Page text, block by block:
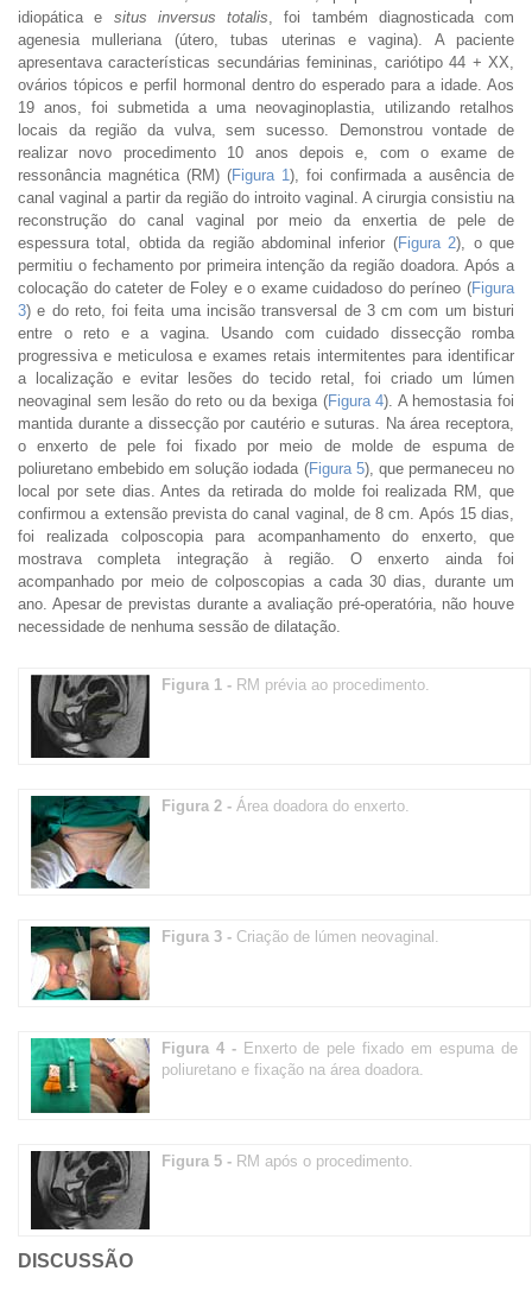
idiopática e situs inversus totalis , foi também diagnosticada com
agenesia mulleriana (útero, tubas uterinas e vagina). A paciente
apresentava características secundárias femininas, cariótipo 44 + XX,
ovários tópicos e perfil hormonal dentro do esperado para a idade. Aos
19 anos, foi submetida a uma neovaginoplastia, utilizando retalhos
locais da região da vulva, sem sucesso. Demonstrou vontade de
realizar novo procedimento 10 anos depois e, com o exame de
ressonância magnética (RM) (Figura 1 ), foi confirmada a ausência de
canal vaginal a partir da região do introito vaginal. A cirurgia consistiu na
reconstrução do canal vaginal por meio da enxertia de pele de
espessura total, obtida da região abdominal inferior (Figura 2), o que
permitiu o fechamento por primeira intenção da região doadora. Após a
colocação do cateter de Foley e o exame cuidadoso do períneo (Figura
3) e do reto, foi feita uma incisão transversal de 3 cm com um bisturi
entre o reto e a vagina. Usando com cuidado dissecção romba
progressiva e meticulosa e exames retais intermitentes para identificar
a localização e evitar lesões do tecido retal, foi criado um lúmen
neovaginal sem lesão do reto ou da bexiga (Figura 4). A hemostasia foi
mantida durante a dissecção por cautério e suturas. Na área receptora,
o enxerto de pele foi fixado por meio de molde de espuma de
poliuretano embebido em solução iodada (Figura 5), que permaneceu no
local por sete dias. Antes da retirada do molde foi realizada RM, que
confirmou a extensão prevista do canal vaginal, de 8 cm. Após 15 dias,
foi realizada colposcopia para acompanhamento do enxerto, que
mostrava completa integração à região. O enxerto ainda foi
acompanhado por meio de colposcopias a cada 30 dias, durante um
ano. Apesar de previstas durante a avaliação pré-operatória, não houve
necessidade de nenhuma sessão de dilatação.
Figura 1 - RM prévia ao procedimento.
Figura 2 - Área doadora do enxerto.
Figura 3 - Criação de lúmen neovaginal.
Figura 4 - Enxerto de pele fixado em espuma de
poliuretano e fixação na área doadora.
Figura 5 - RM após o procedimento.
DISCUSSÃO